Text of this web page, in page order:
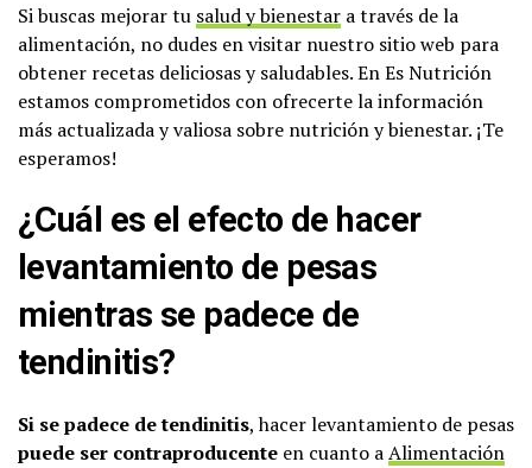
Si buscas mejorar tu salud y bienestar a través de la
alimentación, no dudes en visitar nuestro sitio web para
obtener recetas deliciosas y saludables. En Es Nutrición
estamos comprometidos con ofrecerte la información
más actualizada y valiosa sobre nutrición y bienestar. ¡Te
esperamos!
¿Cuál es el efecto de hacer
levantamiento de pesas
mientras se padece de
tendinitis?
Si se padece de tendinitis, hacer levantamiento de pesas
puede ser contraproducente en cuanto aAlimentación